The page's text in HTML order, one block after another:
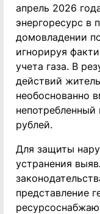
апрель 2026
энергоресурс
домовладении
игнорируя
учета газа. В
действий
необоснованно
рублей.
Для защиты
устранения
представление